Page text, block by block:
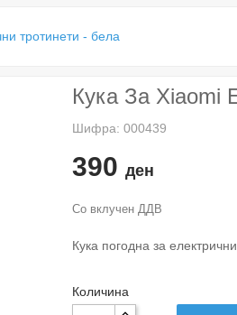
тротинети - бела
Кука За Xiaomi
Шифра: 000439
390 ден
Со вклучен ДДВ
Кука погодна за
Количина